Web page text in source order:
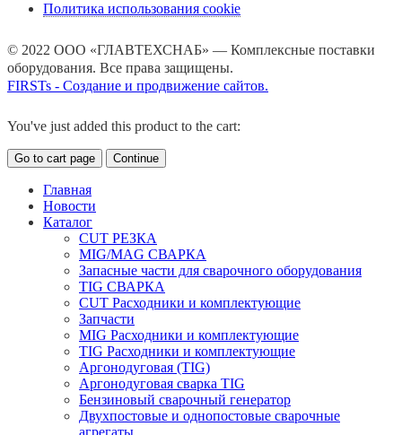
Политика использования cookie
© 2022 ООО «ГЛАВТЕХСНАБ» — Комплексные поставки
оборудования. Все права защищены.
FIRSTs - Создание и продвижение сайтов.
You've just added this product to the cart:
Go to cart page Continue
Главная
Новости
Каталог
CUT РЕЗКА
MIG/MAG СВАРКА
Запасные части для сварочного оборудования
TIG СВАРКА
CUT Расходники и комплектующие
Запчасти
MIG Расходники и комплектующие
TIG Расходники и комплектующие
Аргонодуговая (TIG)
Аргонодуговая сварка TIG
Бензиновый сварочный генератор
Двухпостовые и однопостовые сварочные